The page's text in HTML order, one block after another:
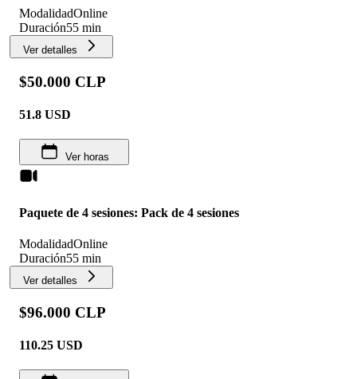
ModalidadOnline
Duración55 min
Ver detalles
$50.000 CLP
51.8 USD
Ver horas
Paquete de 4 sesiones: Pack de 4 sesiones
ModalidadOnline
Duración55 min
Ver detalles
$96.000 CLP
110.25 USD